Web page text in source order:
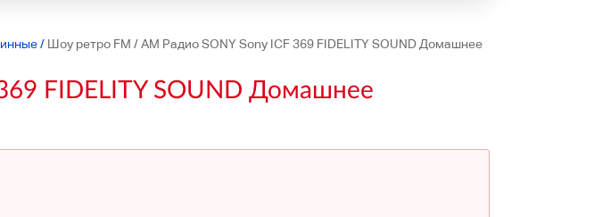
/ Шоу ретро FM / AM Радио SONY Sony ICF 369 FIDELITY SOUND Домашнее
FIDELITY SOUND Домашнее